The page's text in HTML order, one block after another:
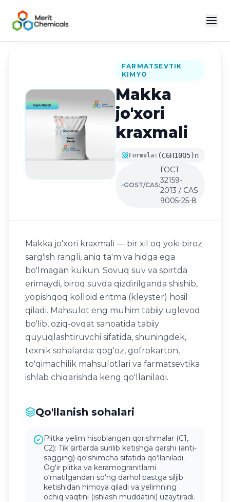
Katalogga qaytish
FARMATSEVTIK
KIMYO
Makka
jo'xori
kraxmali
Formula: (C6H10O5)n
GOST/CAS:
ГОСТ
32159-
2013 / CAS
9005-25-8
Makka jo'xori kraxmali — bir xil oq yoki biroz
sarg'ish rangli, aniq ta'm va hidga ega
bo'lmagan kukun. Sovuq suv va spirtda
erimaydi, biroq suvda qizdirilganda shishib,
yopishqoq kolloid eritma (kleyster) hosil
qiladi. Mahsulot eng muhim tabiiy uglevod
bo'lib, oziq-ovqat sanoatida tabiiy
quyuqlashtiruvchi sifatida, shuningdek,
texnik sohalarda: qog'oz, gofrokarton,
to'qimachilik mahsulotlari va farmatsevtika
ishlab chiqarishda keng qo'llaniladi.
Qo'llanish sohalari
Plitka yelim hisoblangan qorishmalar (C1,
C2): Tik sirtlarda surilib ketishga qarshi (anti-
sagging) qoʻshimcha sifatida qoʻllaniladi.
Ogʻir plitka va keramogranitlarni
oʻrnatilgandan soʻng darhol pastga siljib
ketishidan himoya qiladi va yelimning
ochiq vaqtini (ishlash muddatini) uzaytiradi.